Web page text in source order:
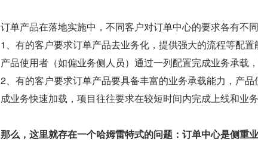
订单产品在落地实施中，不同客户对订单中心的要求各有不同
1、有的客户要求订单产品去业务化，提供强大的流程等配
产品使用者（如偏业务侧人员）通过一列配置完成业务承载
2、有的客户要求订单产品要具备丰富的业务承载能力，产
成业务快速加载，项目往往要求在较短时间内完成上线和业务
那么，这里就存在一个哈姆雷特式的问题：订单中心是侧重